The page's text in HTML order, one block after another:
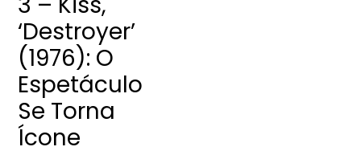
‘Destroyer’
(1976): O
Espetáculo
Se Torna
Ícone